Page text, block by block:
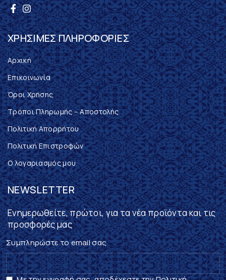
ΧΡΉΣΙΜΕΣ ΠΛΗΡΟΦΟΡΊΕΣ
Αρχική
Επικοινωνία
Όροι Χρήσης
Τρόποι Πληρωμής – Αποστολής
Πολιτική Απορρήτου
Πολιτική Επιστροφών
Ο λογαριασμός μου
NEWSLETTER
Ενημερωθείτε, πρώτοι, για τα νέα προϊόντα και τις
προσφορές μας
Συμπληρώστε το email σας